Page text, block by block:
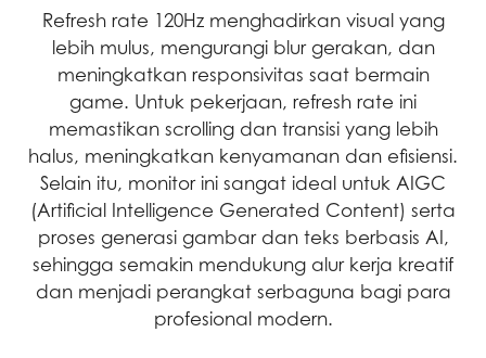
Refresh rate 120Hz menghadirkan visual yang
lebih mulus, mengurangi blur gerakan, dan
meningkatkan responsivitas saat bermain
game. Untuk pekerjaan, refresh rate ini
memastikan scrolling dan transisi yang lebih
halus, meningkatkan kenyamanan dan efisiensi.
Selain itu, monitor ini sangat ideal untuk AIGC
(Artificial Intelligence Generated Content) serta
proses generasi gambar dan teks berbasis AI,
sehingga semakin mendukung alur kerja kreatif
dan menjadi perangkat serbaguna bagi para
profesional modern.